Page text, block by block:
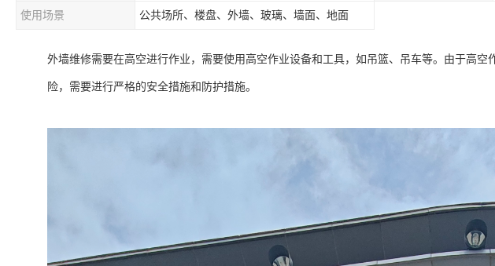
使用场景 公共场所、楼盘、外墙、玻璃、墙面、地面
外墙维修需要在高空进行作业，需要使用高空作业设备和工具，如吊篮、吊车等。由于高空
险，需要进行严格的安全措施和防护措施。